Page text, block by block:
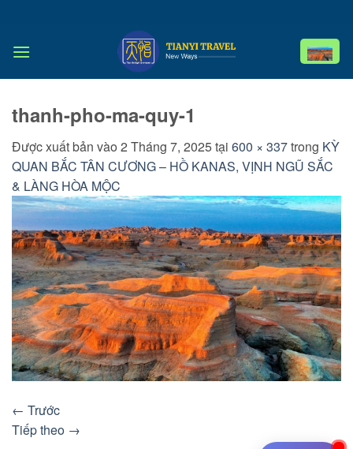
nội
thanh-pho-ma-quy-1
Được xuất bản vào 2 Tháng 7, 2025tại 600 × 337trong KỲ
QUAN BẮC TÂN CƯƠNG – HỒ KANAS, VỊNH NGŨ SẮC
& LÀNG HÒA MỘC
← Trước
Tiếp theo →